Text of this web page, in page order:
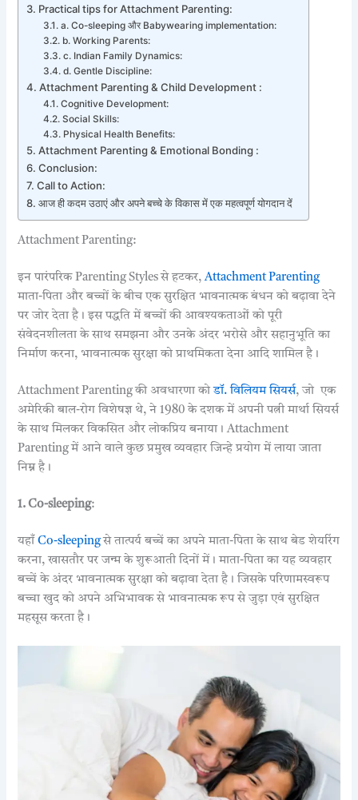
Practical tips for Attachment Parenting:
a. Co-sleeping और Babywearing implementation:
b. Working Parents:
c. Indian Family Dynamics:
d. Gentle Discipline:
Attachment Parenting & Child Development :
Cognitive Development:
Social Skills:
Physical Health Benefits:
Attachment Parenting & Emotional Bonding :
Conclusion:
Call to Action:
आज ही कदम उठाएं और अपने बच्चे के विकास में एक महत्वपूर्ण योगदान दें
Attachment Parenting:
इन पारंपरिक Parenting Styles से हटकर,Attachment Parenting
माता-पिता और बच्चों के बीच एक सुरक्षित भावनात्मक बंधन को बढ़ावा देने
पर जोर देता है। इस पद्धति में बच्चों की आवश्यकताओं को पूरी
संवेदनशीलता के साथ समझना और उनके अंदर भरोसे और सहानुभूति का
निर्माण करना, भावनात्मक सुरक्षा को प्राथमिकता देना आदि शामिल है।
Attachment Parenting की अवधारणा कोडॉ. विलियम सियर्स, जो एक
अमेरिकी बाल-रोग विशेषज्ञ थे, ने 1980 के दशक में अपनी पत्नी मार्था सियर्स
के साथ मिलकर विकसित और लोकप्रिय बनाया। Attachment
Parenting में आने वाले कुछ प्रमुख व्यवहार जिन्हे प्रयोग में लाया जाता
निम्न है।
1. Co-sleeping:
यहाँCo-sleepingसे तात्पर्य बच्चें का अपने माता-पिता के साथ बेड शेयरिंग
करना, खासतौर पर जन्म के शुरूआती दिनों में। माता-पिता का यह व्यवहार
बच्चें के अंदर भावनात्मक सुरक्षा को बढ़ावा देता है। जिसके परिणामस्वरूप
बच्चा खुद को अपने अभिभावक से भावनात्मक रूप से जुड़ा एवं सुरक्षित
महसूस करता है।